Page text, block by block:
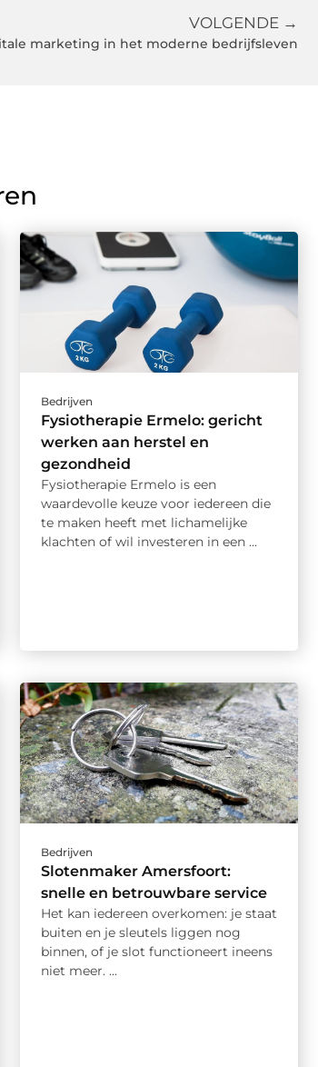
VOLGENDE →
marketing in het moderne bedrijfsleven
Bedrijven
Fysiotherapie Ermelo: gericht
werken aan herstel en
gezondheid
Fysiotherapie Ermelo is een
waardevolle keuze voor iedereen die
te maken heeft met lichamelijke
klachten of wil investeren in een ...
Bedrijven
Slotenmaker Amersfoort:
snelle en betrouwbare service
Het kan iedereen overkomen: je staat
buiten en je sleutels liggen nog
binnen, of je slot functioneert ineens
niet meer. ...